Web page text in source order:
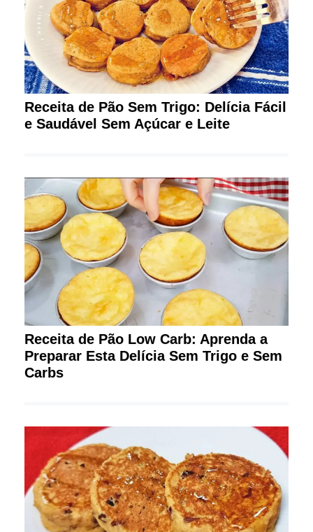
Receita de Pão Sem Trigo: Delícia Fácil
e Saudável Sem Açúcar e Leite
Receita de Pão Low Carb: Aprenda a
Preparar Esta Delícia Sem Trigo e Sem
Carbs